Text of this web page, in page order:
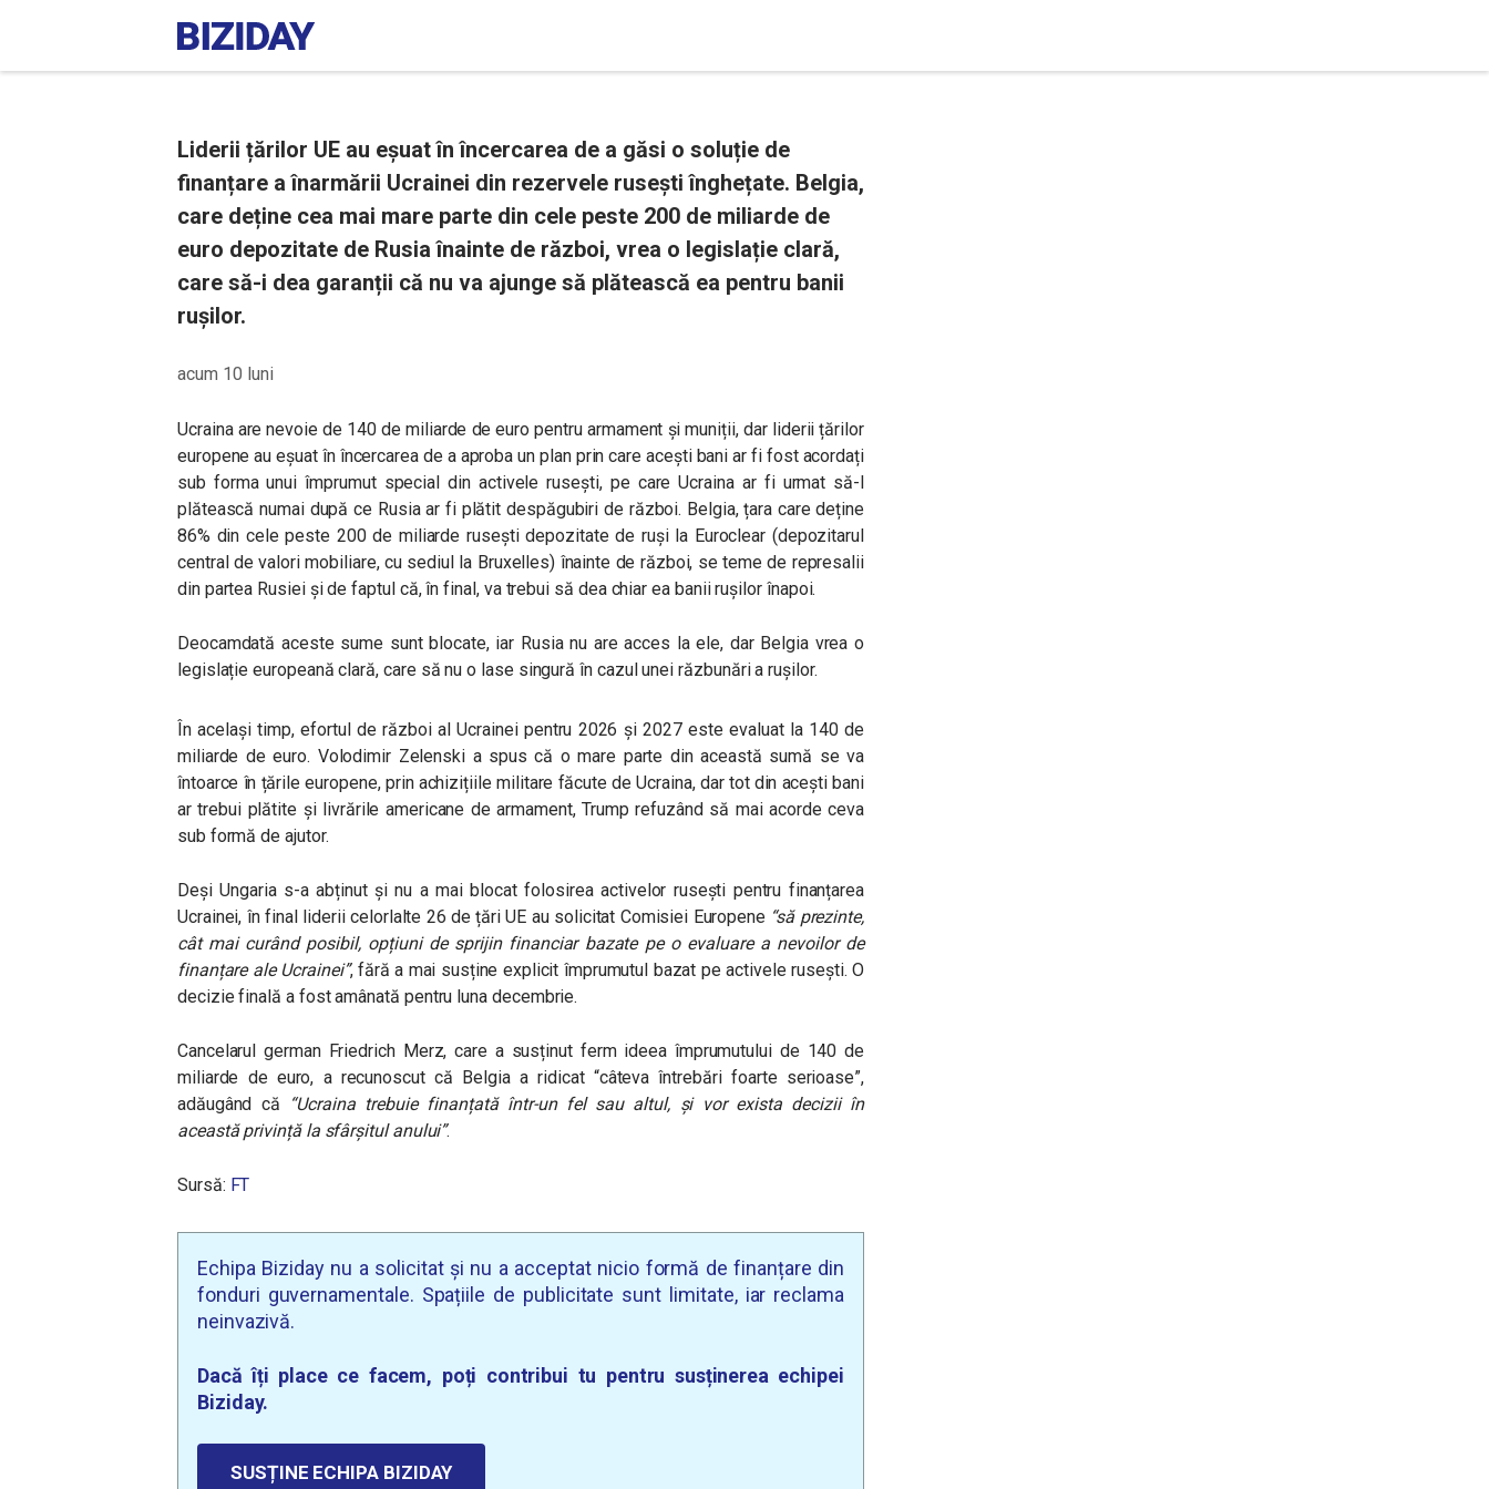
Liderii țărilor UE au eșuat în încercarea de a găsi o soluție de
finanțare a înarmării Ucrainei din rezervele rusești înghețate. Belgia,
care deține cea mai mare parte din cele peste 200 de miliarde de
euro depozitate de Rusia înainte de război, vrea o legislație clară,
care să-i dea garanții că nu va ajunge să plătească ea pentru banii
rușilor.
acum 10 luni
Ucraina are nevoie de 140 de miliarde de euro pentru armament și muniții, dar liderii țărilor
europene au eșuat în încercarea de a aproba un plan prin care acești bani ar fi fost acordați
sub forma unui împrumut special din activele rusești, pe care Ucraina ar fi urmat să-l
plătească numai după ce Rusia ar fi plătit despăgubiri de război. Belgia, țara care deține
86% din cele peste 200 de miliarde rusești depozitate de ruși la Euroclear (depozitarul
central de valori mobiliare, cu sediul la Bruxelles) înainte de război, se teme de represalii
din partea Rusiei și de faptul că, în final, va trebui să dea chiar ea banii rușilor înapoi.
Deocamdată aceste sume sunt blocate, iar Rusia nu are acces la ele, dar Belgia vrea o
legislație europeană clară, care să nu o lase singură în cazul unei răzbunări a rușilor.
În același timp, efortul de război al Ucrainei pentru 2026 și 2027 este evaluat la 140 de
miliarde de euro. Volodimir Zelenski a spus că o mare parte din această sumă se va
întoarce în țările europene, prin achizițiile militare făcute de Ucraina, dar tot din acești bani
ar trebui plătite și livrările americane de armament, Trump refuzând să mai acorde ceva
sub formă de ajutor.
Deși Ungaria s-a abținut și nu a mai blocat folosirea activelor rusești pentru finanțarea
Ucrainei, în final liderii celorlalte 26 de țări UE au solicitat Comisiei Europene “să prezinte,
cât mai curând posibil, opțiuni de sprijin financiar bazate pe o evaluare a nevoilor de
finanțare ale Ucrainei”, fără a mai susține explicit împrumutul bazat pe activele rusești. O
decizie finală a fost amânată pentru luna decembrie.
Cancelarul german Friedrich Merz, care a susținut ferm ideea împrumutului de 140 de
miliarde de euro, a recunoscut că Belgia a ridicat “câteva întrebări foarte serioase”,
adăugând că
“Ucraina trebuie finanțată într-un fel sau altul, și vor exista decizii în
această privință la sfârșitul anului”.
Sursă: FT
Echipa Biziday nu a solicitat și nu a acceptat nicio formă de finanțare din
fonduri guvernamentale. Spațiile de publicitate sunt limitate, iar reclama
neinvazivă.
Dacă îți place ce facem, poți contribui tu pentru susținerea echipei
Biziday.
SUSȚINE ECHIPA BIZIDAY